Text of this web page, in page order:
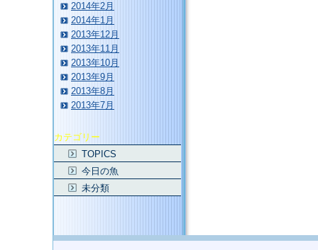
2014年2月
2014年1月
2013年12月
2013年11月
2013年10月
2013年9月
2013年8月
2013年7月
カテゴリー
TOPICS
今日の魚
未分類